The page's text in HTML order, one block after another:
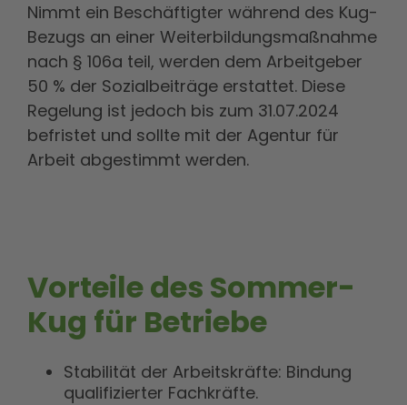
Nimmt ein Beschäftigter während des Kug-
Bezugs an einer Weiterbildungsmaßnahme
nach § 106a teil, werden dem Arbeitgeber
50 % der Sozialbeiträge erstattet. Diese
Regelung ist jedoch bis zum 31.07.2024
befristet und sollte mit der Agentur für
Arbeit abgestimmt werden.
Vorteile des Sommer-
Kug für Betriebe
Stabilität der Arbeitskräfte: Bindung
qualifizierter Fachkräfte.